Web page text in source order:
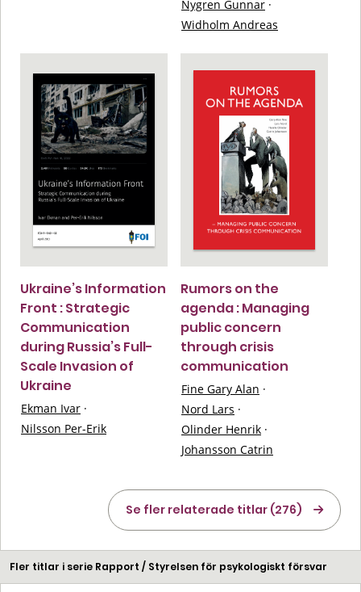
Nygren Gunnar ·
Widholm Andreas
Ukraine’s Information
Front : Strategic
Communication
during Russia’s Full-
Scale Invasion of
Ukraine
Ekman Ivar ·
Nilsson Per-Erik
Rumors on the
agenda : Managing
public concern
through crisis
communication
Fine Gary Alan ·
Nord Lars ·
Olinder Henrik ·
Johansson Catrin
Se fler relaterade titlar (276)
Fler titlar i serie Rapport / Styrelsen för psykologiskt försvar